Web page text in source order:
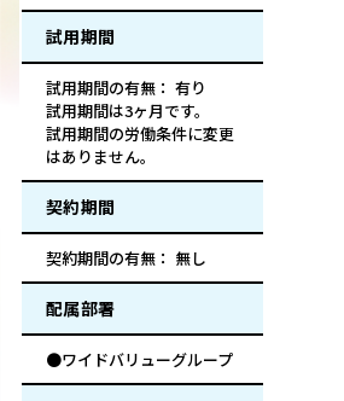
試用期間
試用期間の有無： 有り
試用期間は3ヶ月です。
試用期間の労働条件に変更
はありません。
契約期間
契約期間の有無： 無し
配属部署
●ワイドバリューグループ